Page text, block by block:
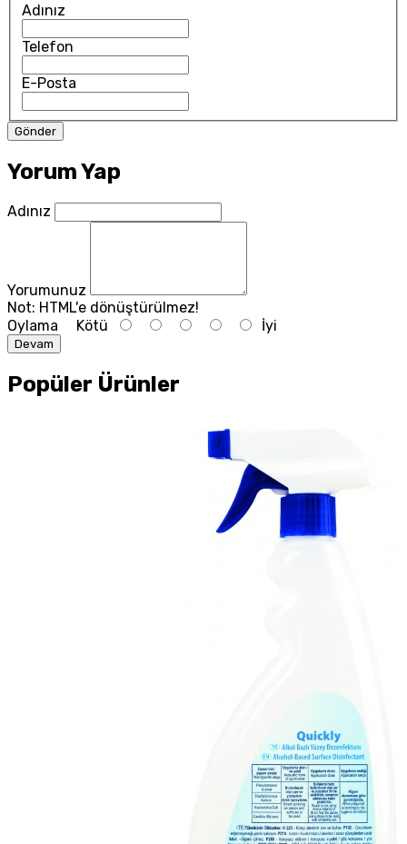
Adınız
Telefon
E-Posta
Yorum Yap
Adınız
Yorumunuz
Not: HTML'e dönüştürülmez!
Oylama Kötü İyi
Devam
Popüler Ürünler